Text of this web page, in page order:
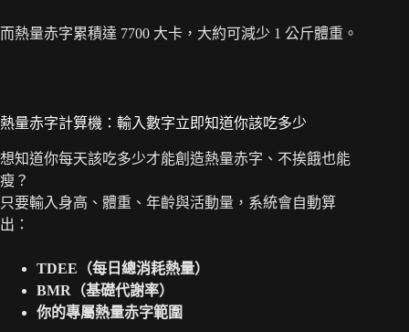
而熱量赤字累積達 7700 大卡，大約可減少 1 公斤體重。
熱量赤字計算機：輸入數字立即知道你該吃多少
想知道你每天該吃多少才能創造熱量赤字、不挨餓也能
瘦？
只要輸入身高、體重、年齡與活動量，系統會自動算
出：
TDEE（每日總消耗熱量）
BMR（基礎代謝率）
你的專屬熱量赤字範圍